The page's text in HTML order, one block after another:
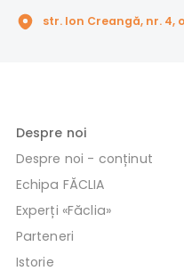
str. Ion Creangă, nr. 4,
Despre noi
Despre noi - conținut
Echipa FĂCLIA
Experți «Făclia»
Parteneri
Istorie